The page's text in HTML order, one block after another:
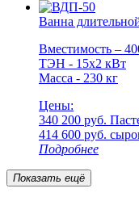
Ванна
Вместимость –
ТЭН - 15х2 кВт
Масса - 230 кг
Цены:
340 200 руб.
414 600 руб.
Подробнее
Показать ещё